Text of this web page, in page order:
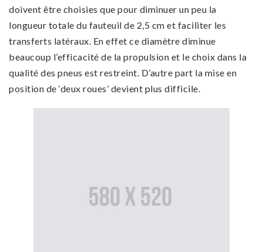
doivent être choisies que pour diminuer un peu la
longueur totale du fauteuil de 2,5 cm et faciliter les
transferts latéraux. En effet ce diamètre diminue
beaucoup l’efficacité de la propulsion et le choix dans la
qualité des pneus est restreint. D’autre part la mise en
position de ‘deux roues’ devient plus difficile.